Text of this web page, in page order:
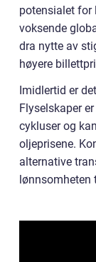
potensialet for
voksende
dra nytte av
høyere
Imidlertid er
Flyselskaper
cykluser og
oljeprisene.
alternative
lønnsomheten